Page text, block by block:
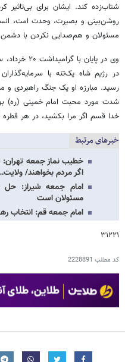
روشن‌بینی و بصیرت، وحدت امت،
مسئولان و هم‌صدایی نکردن با دشمن
وی در
در رژیم شاه یک‌تنه با
رسید. مبارزه او یک جنگ راهبردی و
شدت مورد محبت امام خمینی (ره)
خدا قسم اگر مرا بکشید، در هر
خبرهای مرتبط
خطیب نماز جمعه تهران:
اگر مردم بخواهند/
امام جمعه شیراز: حل
مسئولان است
امام جمعه قم: انتخاب
۳۱۲۲۱
کد مطلب 2228891